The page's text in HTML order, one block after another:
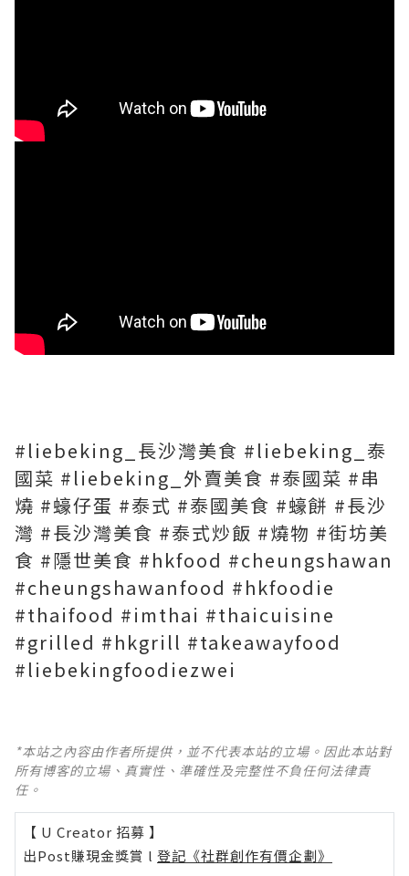
#liebeking_長沙灣美食 #liebeking_泰
國菜 #liebeking_外賣美食 #泰國菜 #串
燒 #蠔仔蛋 #泰式 #泰國美食 #蠔餅 #長沙
灣 #長沙灣美食 #泰式炒飯 #燒物 #街坊美
食 #隱世美食 #hkfood #cheungshawan
#cheungshawanfood #hkfoodie
#thaifood #imthai #thaicuisine
#grilled #hkgrill #takeawayfood
#liebekingfoodiezwei
*本站之內容由作者所提供，並不代表本站的立場。因此本站對
所有博客的立場、真實性、準確性及完整性不負任何法律責
任。
【 U Creator 招募 】
出Post賺現金獎賞 l 登記《社群創作有價企劃》